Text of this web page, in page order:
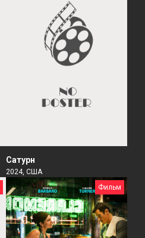
Сатурн
2024, США
Фильм